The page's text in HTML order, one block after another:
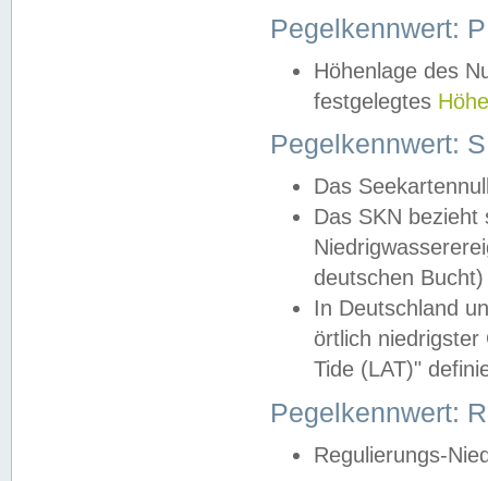
Pegelkennwert:
Höhenlage des
festgelegtes
Pegelkennwert:
Das
Das SKN
deutschen
In Deutschland
örtlich
Tide (LAT)"
Pegelkennwert:
Regulierungs-